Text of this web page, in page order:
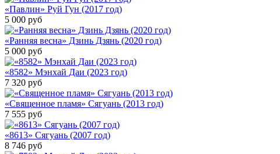
«Павлин» Руй Гун (2017 год)
5 000 руб
«Ранняя весна» Дзинь Дзянь (2020 год)
5 000 руб
«8582» Мэнхай Даи (2023 год)
7 320 руб
«Священное пламя» Сягуань (2013 год)
7 555 руб
«8613» Сягуань (2007 год)
8 746 руб